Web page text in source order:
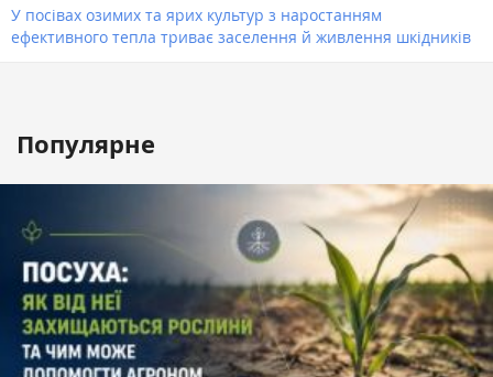
У посівах озимих та ярих культур з наростанням
ефективного тепла триває заселення й живлення шкідників
Популярне